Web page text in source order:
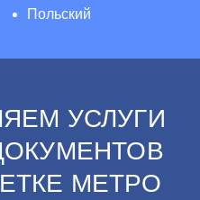
Польский
УСЛУГИ
МЕТРО